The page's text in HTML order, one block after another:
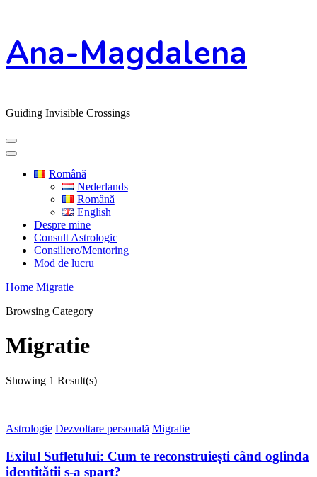
to
Content
Ana-Magdalena
Guiding Invisible Crossings
Română
Nederlands
Română
English
Despre mine
Consult Astrologic
Consiliere/Mentoring
Mod de lucru
Home Migratie
Browsing Category
Migratie
Showing 1 Result(s)
Astrologie Dezvoltare personală Migratie
Exilul Sufletului: Cum te reconstruiești când oglinda
identității s-a spart?